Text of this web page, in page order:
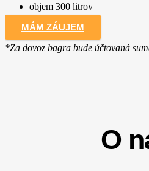
objem 300 litrov
MÁM ZÁUJEM
*Za dovoz bagra bude účtovaná
O